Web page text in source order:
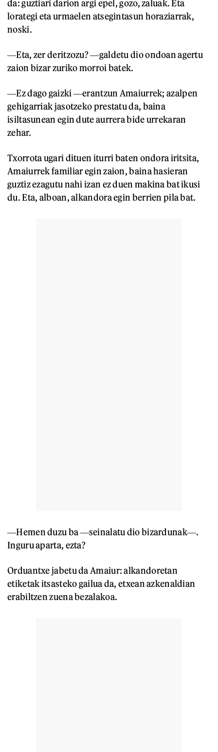
da: guztiari darion argi epel, gozo, zaluak. Eta
lorategi eta urmaelen atsegintasun horaziarrak,
noski.
―Eta, zer deritzozu? ―galdetu dio ondoan agertu
zaion bizar zuriko morroi batek.
―Ez dago gaizki ―erantzun Amaiurrek; azalpen
gehigarriak jasotzeko prestatu da, baina
isiltasunean egin dute aurrera bide urrekaran
zehar.
Txorrota ugari dituen iturri baten ondora iritsita,
Amaiurrek familiar egin zaion, baina hasieran
guztiz ezagutu nahi izan ez duen makina bat ikusi
du. Eta, alboan, alkandora egin berrien pila bat.
―Hemen duzu ba ―seinalatu dio bizardunak―.
Inguru aparta, ezta?
Orduantxe jabetu da Amaiur: alkandoretan
etiketak itsasteko gailua da, etxean azkenaldian
erabiltzen zuena bezalakoa.